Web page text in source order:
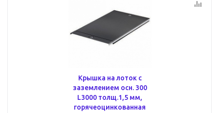
Крышка на лоток с
заземлением осн. 300
L3000 толщ.1,5 мм,
горячеоцинкованная